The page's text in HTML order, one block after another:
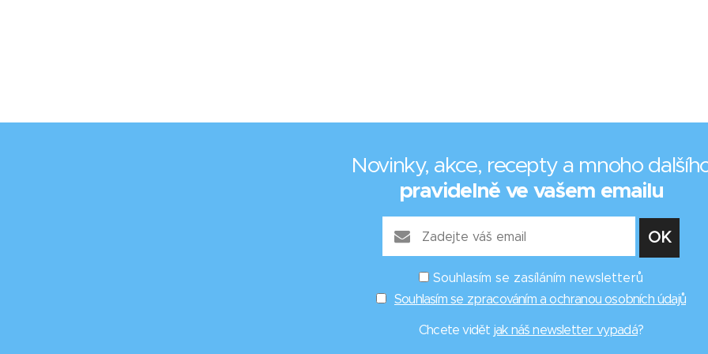
Novinky, akce, recepty a mnoho
pravidelně ve vašem emailu
Souhlasím se zasíláním newsletterů
Souhlasím se zpracováním a ochranou osobních údajů
Chcete vidět jak náš newsletter vypadá?